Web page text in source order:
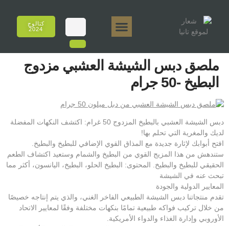
كتالوج
2024
ملصق دبس الشيشة العشبي مزدوج
البطيخ -50 جرام
دبس الشيشة العشبي بالبطيخ المزدوج 50 غرام: اكتشف النكهات المفضلة
لديك والمغرية التي تحلم بها!
افتح أبوابك لإثارة جديدة مع المذاق القوي الإضافي للبطيخ والبطيخ.
ستندهش من هذا المزيج القوي من البطيخ والشمام وستعيد اكتشاف الطعم
الحقيقي للبطيخ والبطيخ. المحتوى: البطيخ الحلو، البطيخ، اليانسون، أكثر مما
تبحث عنه في الشيشة
المعايير الدولية والجودة
تقدم منتجاتنا دبس الشيشة الطبيعي الفاخر الغني، والذي يتم إنتاجه خصيصًا
من خلال تركيب فواكه طبيعية تمامًا بنكهات مختلفة وفقًا لمعايير الاتحاد
الأوروبي وإدارة الغذاء والدواء الأمريكية.